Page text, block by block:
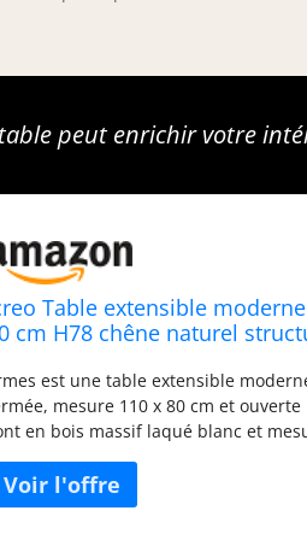
peut enrichir votre
Table extensible moderne
cm H78 chêne naturel
qualité
est une table extensible
mesure 110 x 80 cm et ouverte
en bois massif laqué blanc et
de haute qualité finition
et de fermeture Ermes est